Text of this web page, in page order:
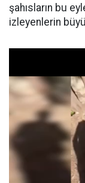
şahısların bu
izleyenlerin